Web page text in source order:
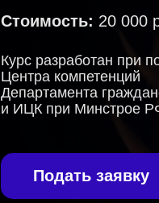
Подать заявку
Стоимость: 20 000
Курс разработан при
Центра компетенций
Департамента
и ИЦК при Минстрое